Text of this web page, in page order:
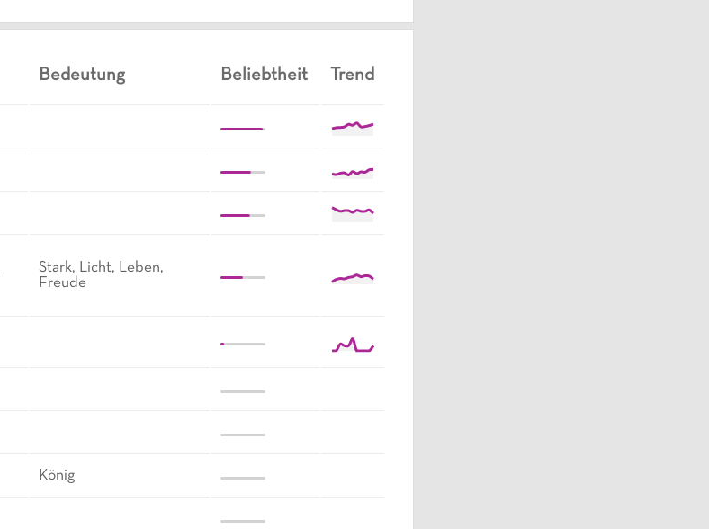
Bedeutung Beliebtheit Trend
Stark, Licht, Leben,
Freude
König